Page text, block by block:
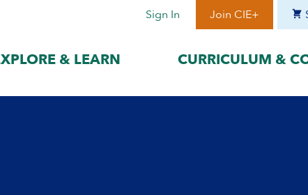
Sign In Join CIE+
& LEARN CURRICULUM &
best suits
Explore
Era I: